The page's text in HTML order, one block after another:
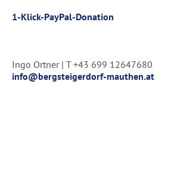
1-Klick-PayPal-Donation
Ingo Ortner | T +43 699 12647680
info@bergsteigerdorf-mauthen.at